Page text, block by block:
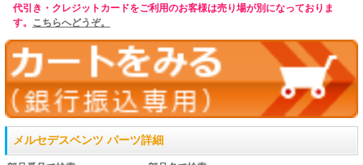
代引き・クレジットカードをご利用のお客様は売り場が別になっておりま
す。 こちらへどうぞ。
メルセデスベンツ パーツ詳細